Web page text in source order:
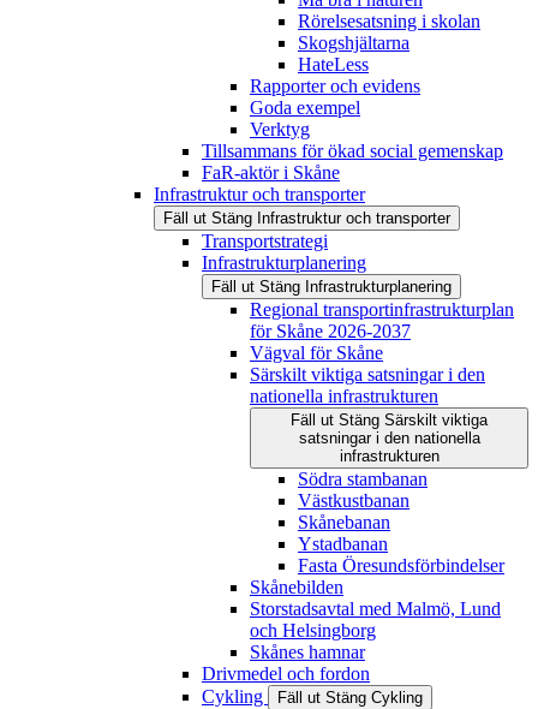
Rörelsesatsning i skolan
Skogshjältarna
HateLess
Rapporter och evidens
Goda exempel
Verktyg
Tillsammans för ökad social gemenskap
FaR-aktör i Skåne
Infrastruktur och transporter
Fäll ut Stäng Infrastruktur och transporter
Transportstrategi
Infrastrukturplanering
Fäll ut Stäng Infrastrukturplanering
Regional transportinfrastrukturplan
för Skåne 2026-2037
Vägval för Skåne
Särskilt viktiga satsningar i den
nationella infrastrukturen
Fäll ut Stäng Särskilt viktiga
satsningar i den nationella
infrastrukturen
Södra stambanan
Västkustbanan
Skånebanan
Ystadbanan
Fasta Öresundsförbindelser
Skånebilden
Storstadsavtal med Malmö, Lund
och Helsingborg
Skånes hamnar
Drivmedel och fordon
Cykling
Fäll ut Stäng Cykling